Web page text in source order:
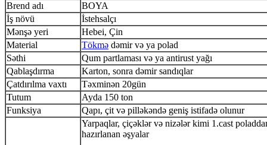
Brend adı
BOYA
İş növü
İstehsalçı
Mənşə yeri
Hebei, Çin
Material
Tökmə dəmir və ya polad
Səthi
Qum partlaması və ya antirust yağı
Qablaşdırma
Karton, sonra dəmir sandıqlar
Çatdırılma vaxtı
Təxminən 20gün
Tutum
Ayda 150 ton
Funksiya
Qapı, çit və pilləkəndə geniş istifadə olunur
Yarpaqlar, çiçəklər və nizələr kimi 1.cast
hazırlanan əşyalar